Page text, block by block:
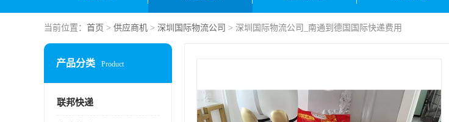
当前位置： 首页 > 供应商机 > 深圳国际物流公司 > 深圳国际物流公司_南通到德国国际快递费用
产品分类 Product
联邦快递